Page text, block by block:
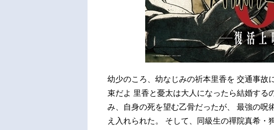
幼少のころ、幼なじみの祈本里香を 交通事故
束だよ 里香と憂太は大人になったら結婚する
み、自身の死を望む乙骨だったが、 最強の呪
え入れられた。 そして、同級生の禪院真希・